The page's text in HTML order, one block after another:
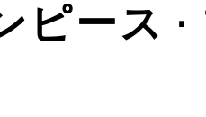
ピース